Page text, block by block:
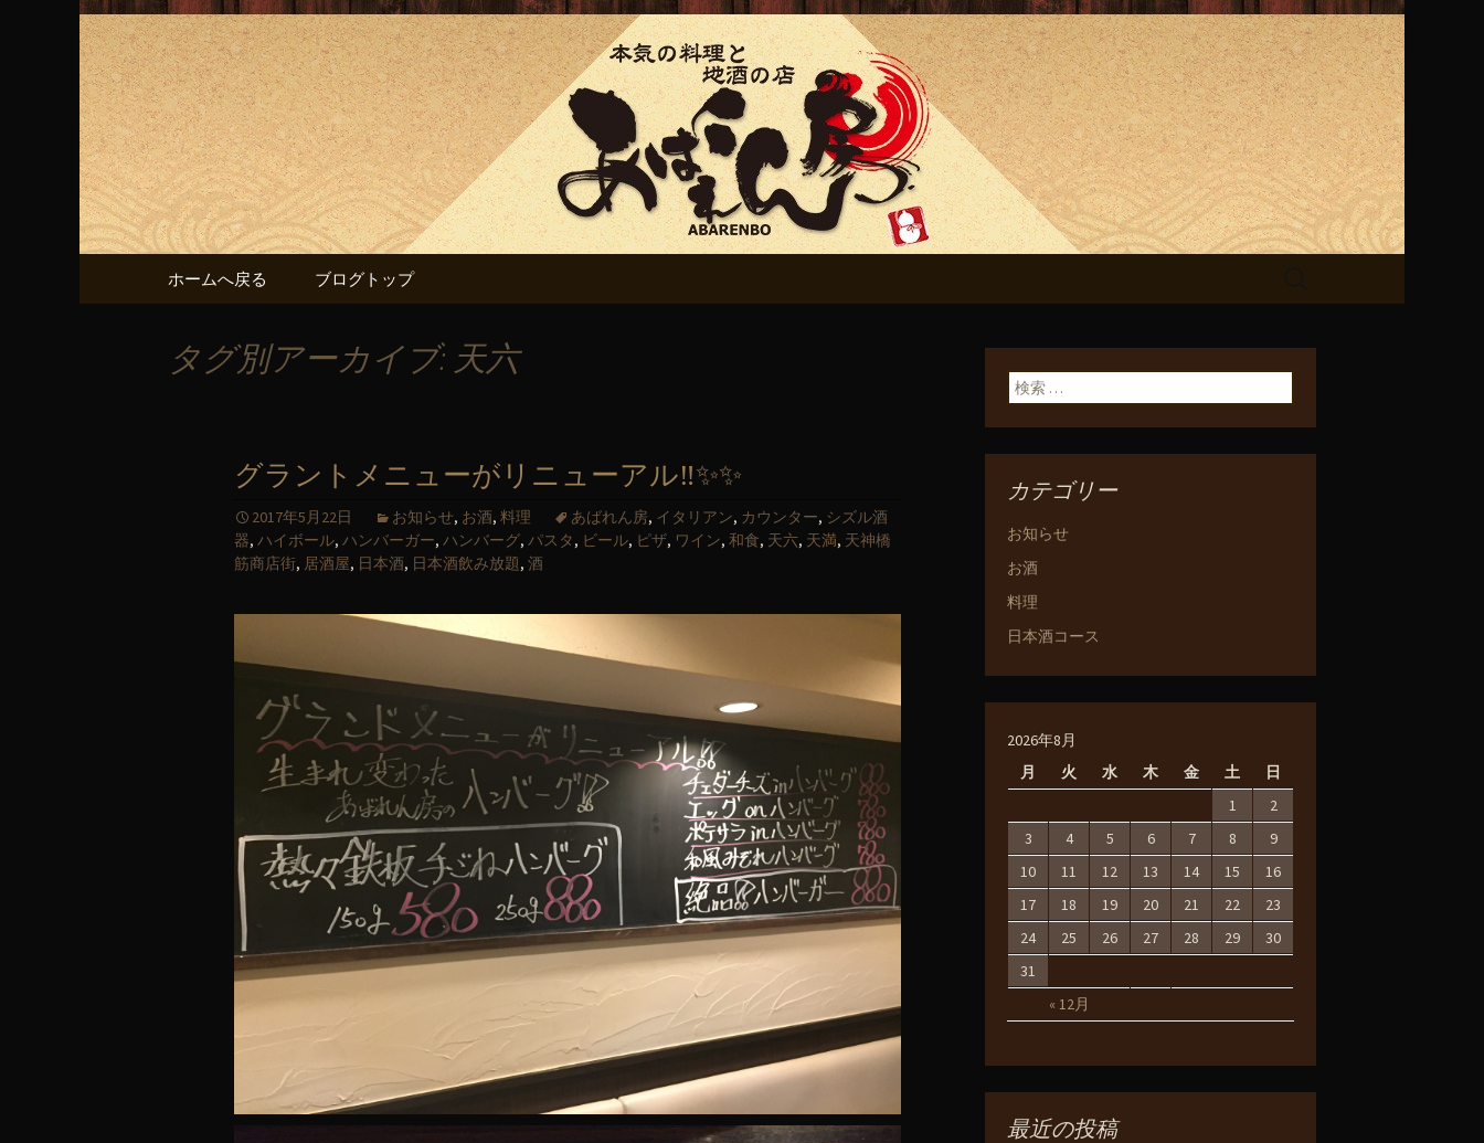
「あばれん房」からのお知らせ
「あばれん房」の最新情報
コンテンツへ移動
ホームへ戻る ブログトップ
タグ別アーカイブ: 天六
グラントメニューがリニューアル‼️✨✨
2017年5月22日 お知らせ, お酒, 料理 あばれん房, イタリアン, カウンター, シズル酒
器, ハイボール, ハンバーガー, ハンバーグ, パスタ, ビール, ピザ, ワイン, 和食, 天六, 天満, 天神橋
筋商店街, 居酒屋, 日本酒, 日本酒飲み放題, 酒
検索:
カテゴリー
お知らせ
お酒
料理
日本酒コース
2026年8月
月
火 水 木 金 土 日
« 12月
1
2
3
4 5 6 7 8
9
10
11 12 13 14 15
16
17
18 19 20 21 22
23
24
25 26 27 28 29
30
31
最近の投稿